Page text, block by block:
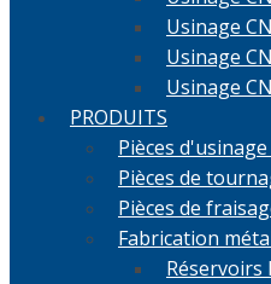
Usinage
Usinage
Usinage
PRODUITS
Pièces d'usinage
Pièces de
Pièces de
Fabrication
Réservoirs